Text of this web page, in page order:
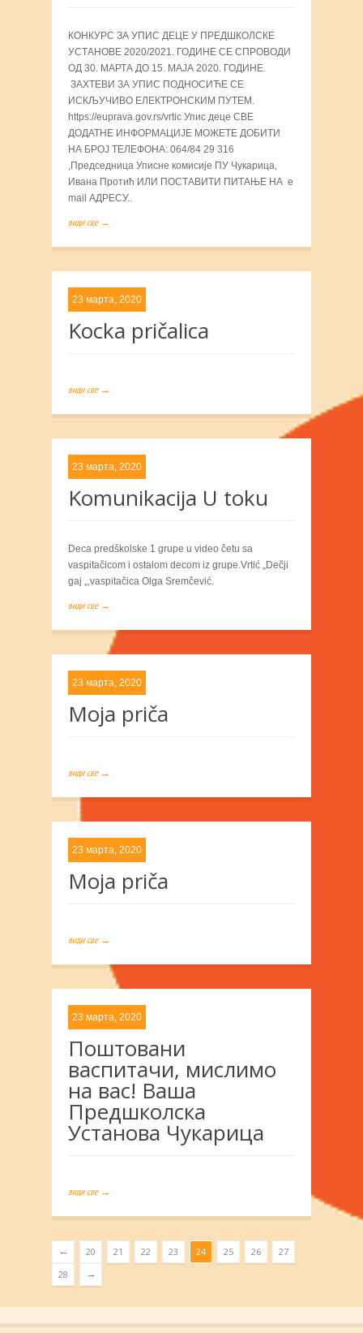
КОНКУРС ЗА УПИС ДЕЦЕ У ПРЕДШКОЛСКЕ
УСТАНОВЕ 2020/2021. ГОДИНЕ СЕ СПРОВОДИ
ОД 30. МАРТА ДО 15. МАЈА 2020. ГОДИНЕ.
ЗАХТЕВИ ЗА УПИС ПОДНОСИЋЕ СЕ
ИСКЉУЧИВО ЕЛЕКТРОНСКИМ ПУТЕМ.
https://euprava.gov.rs/vrtic Упис деце СВЕ
ДОДАТНЕ ИНФОРМАЦИЈЕ МОЖЕТЕ ДОБИТИ
НА БРОЈ ТЕЛЕФОНА: 064/84 29 316
,Председница Уписне комисије ПУ Чукарица,
Ивана Протић ИЛИ ПОСТАВИТИ ПИТАЊЕ НА e
mail АДРЕСУ..
види све →
23 марта, 2020
Kocka pričalica
види све →
23 марта, 2020
Komunikacija U toku
Deca predškolske 1 grupe u video četu sa
vaspitačicom i ostalom decom iz grupe.Vrtić „Dečji
gaj „,vaspitačica Olga Sremčević.
види све →
23 марта, 2020
Moja priča
види све →
23 марта, 2020
Moja priča
види све →
23 марта, 2020
Поштовани
васпитачи, мислимо
на вас! Ваша
Предшколска
Установа Чукарица
види све →
← 20 21 22 23 24 25 26
27
28
→